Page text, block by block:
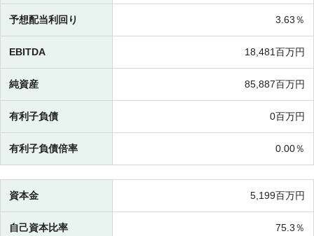
予想配当利回り 3.63％
EBITDA 18,481百万円
純資産 85,887百万円
有利子負債 0百万円
有利子負債倍率 0.00％
資本金 5,199百万円
自己資本比率 75.3％